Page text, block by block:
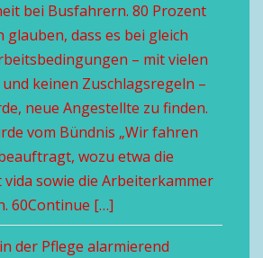
bei Busfahrern. 80 Prozent
dass es bei gleich
– mit vielen
keinen Zuschlagsregeln –
neue Angestellte zu finden.
vom Bündnis „Wir fahren
wozu etwa die
vida sowie die Arbeiterkammer
60Continue […]
der Pflege alarmierend